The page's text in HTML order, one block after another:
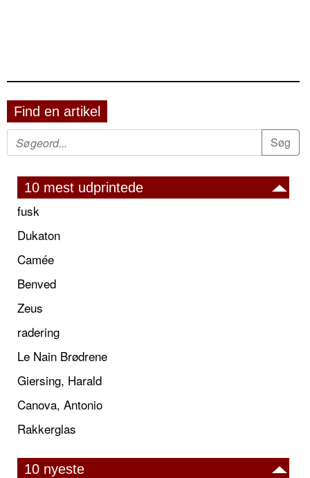
Find en artikel
10 mest udprintede
fusk
Dukaton
Camée
Benved
Zeus
radering
Le Nain Brødrene
Giersing, Harald
Canova, Antonio
Rakkerglas
10 nyeste